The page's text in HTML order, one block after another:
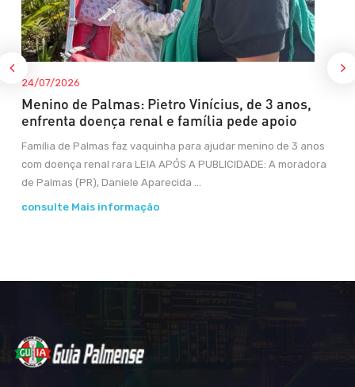
24/07/2026
Menino de Palmas: Pietro Vinícius, de 3 anos,
enfrenta doença renal e família pede apoio
Família de Palmas faz vaquinha para ajudar menino de 3 anos
com doença renal rara LEIA APÓS A PUBLICIDADE: A moradora
de Palmas (PR), Daniele Aparecida ...
consulte Mais informação